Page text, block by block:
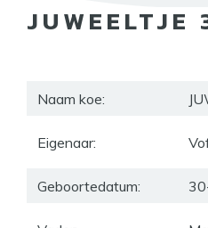
JUWEELTJE
Naam koe:
Eigenaar:
Geboortedatum: